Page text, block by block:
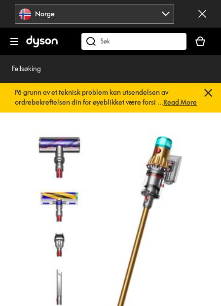
Hopp
navigering
Norge
Søk
på
din
er
Feilsøking
På grunn av et teknisk problem kan utsendelsen av
ordrebekreftelsen din for øyeblikket være forsinket. Vi
jobber allerede med en rask løsning.Du trenger ikke å
...Read More